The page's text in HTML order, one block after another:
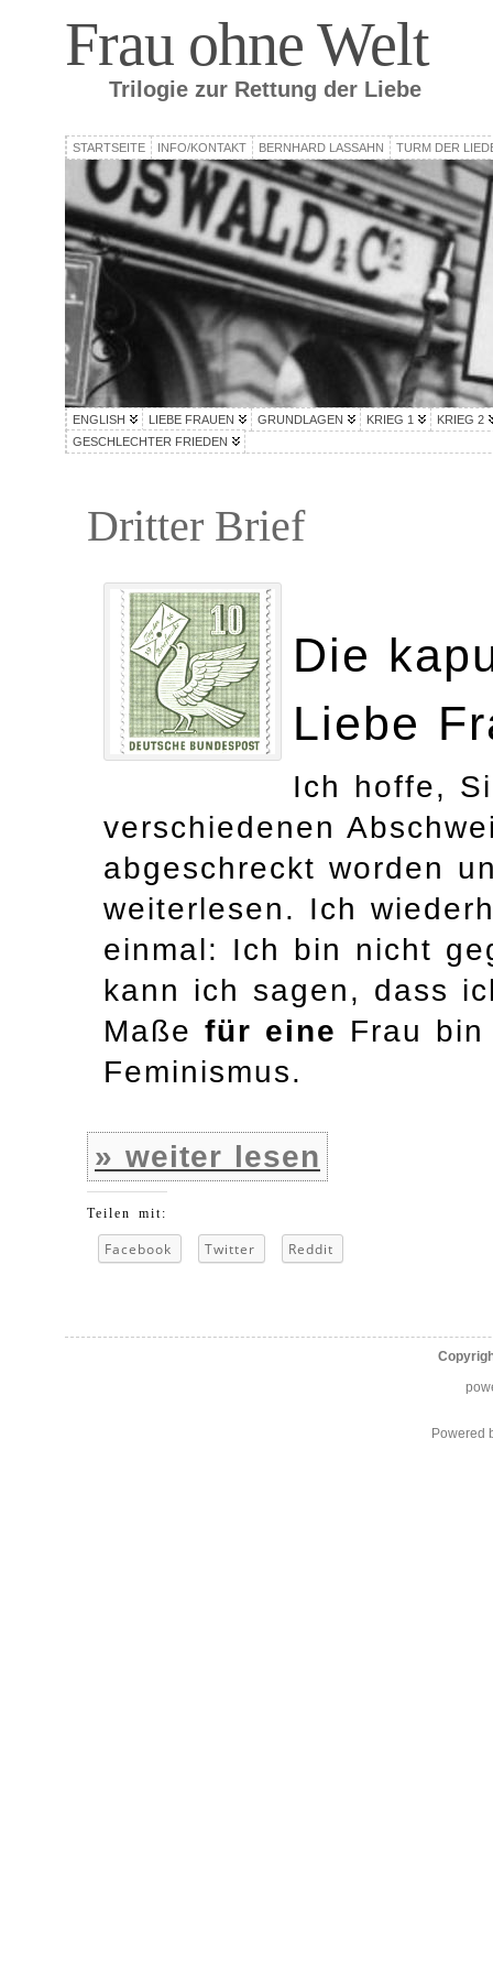
Frau ohne Welt
Trilogie zur Rettung der Liebe
STARTSEITE INFO/KONTAKT BERNHARD LASSAHN TURM DER
ENGLISH LIEBE FRAUEN GRUNDLAGEN KRIEG 1
KRIEG 2
GESCHLECHTER FRIEDEN
Dritter Brief
Die
Liebe
Ich hoffe,
verschiedenen
abgeschreckt worden
weiterlesen. Ich
einmal: Ich bin nicht
kann ich sagen, dass
Maße für eine Frau
Feminismus.
» weiter lesen
Teilen mit:
Facebook Twitter Reddit
Powered